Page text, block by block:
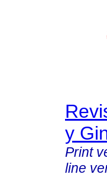
y
Print
line